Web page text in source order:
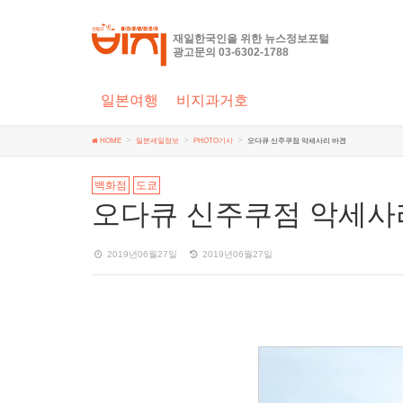
재일한국인을 위한 뉴스정보포털
광고문의 03-6302-1788
일본여행 비지과거호
HOME 일본세일정보 PHOTO기사 오다큐 신주쿠점 악세사리 바겐
백화점 도쿄
오다큐 신주쿠점 악세
2019년06월27일 2019년06월27일